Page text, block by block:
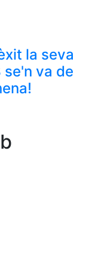
la seva
se'n va de